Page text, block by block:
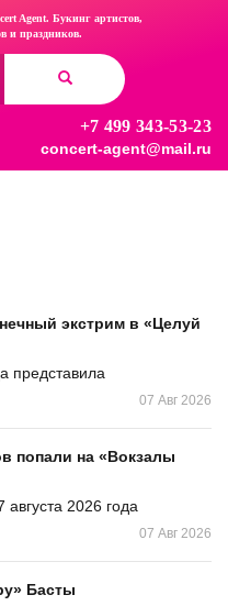
Agent. Букинг артистов,
и праздников.
+7 499 343-53-23
concert-agent@mail.ru
экстрим в «Целуй
представила
07 Авг 2026
попали на «Вокзалы
2026 года
07 Авг 2026
Басты